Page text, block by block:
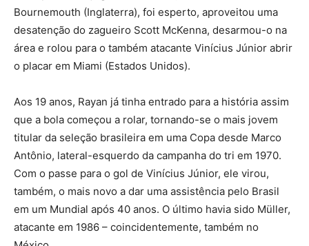
Bournemouth (Inglaterra), foi esperto, aproveitou uma
desatenção do zagueiro Scott McKenna, desarmou-o na
área e rolou para o também atacante Vinícius Júnior abrir
o placar em Miami (Estados Unidos).
Aos 19 anos, Rayan já tinha entrado para a história assim
que a bola começou a rolar, tornando-se o mais jovem
titular da seleção brasileira em uma Copa desde Marco
Antônio, lateral-esquerdo da campanha do tri em 1970.
Com o passe para o gol de Vinícius Júnior, ele virou,
também, o mais novo a dar uma assistência pelo Brasil
em um Mundial após 40 anos. O último havia sido Müller,
atacante em 1986 – coincidentemente, também no